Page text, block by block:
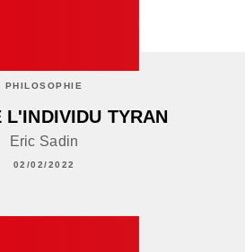
PHILOSOPHIE
L'INDIVIDU TYRAN
Eric Sadin
02/02/2022